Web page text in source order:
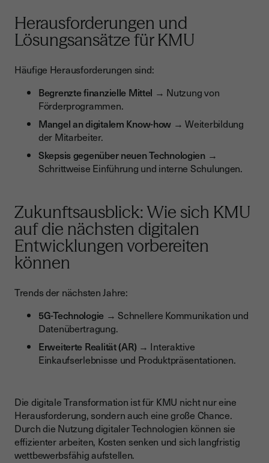
Herausforderungen und
Lösungsansätze für KMU
Häufige Herausforderungen sind:
Begrenzte finanzielle Mittel → Nutzung von
Förderprogrammen.
Mangel an digitalem Know-how → Weiterbildung
der Mitarbeiter.
Skepsis gegenüber neuen Technologien→
Schrittweise Einführung und interne Schulungen.
Zukunftsausblick: Wie sich KMU
auf die nächsten digitalen
Entwicklungen vorbereiten
können
Trends der nächsten Jahre:
5G-Technologie → Schnellere Kommunikation und
Datenübertragung.
Erweiterte Realität (AR) → Interaktive
Einkaufserlebnisse und Produktpräsentationen.
Die digitale Transformation ist für KMU nicht nur eine
Herausforderung, sondern auch eine große Chance.
Durch die Nutzung digitaler Technologien können sie
effizienter arbeiten, Kosten senken und sich langfristig
wettbewerbsfähig aufstellen.